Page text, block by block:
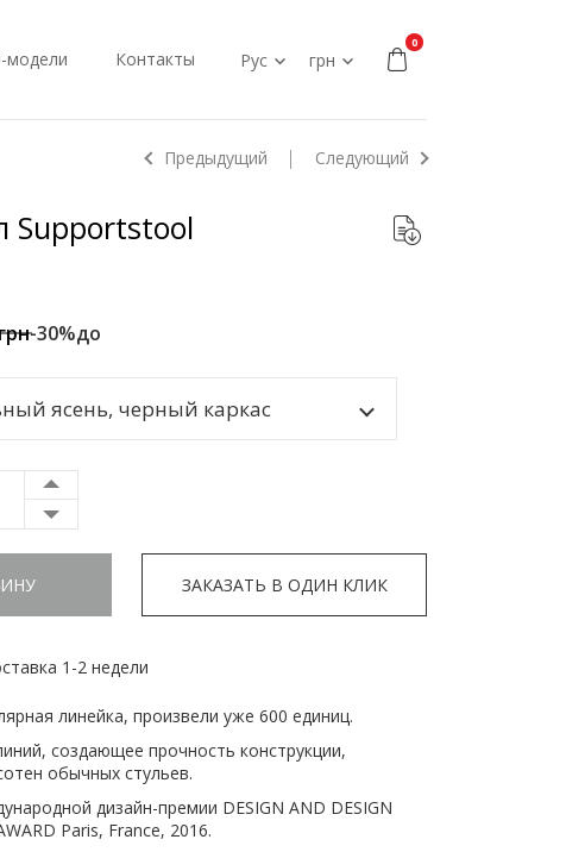
модели Контакты Рус грн
0
Предыдущий Следующий
Supportstool
-30%до
ясень, черный каркас
ЗАКАЗАТЬ В ОДИН КЛИК
1-2 недели
линейка, произвели уже 600 единиц.
создающее прочность конструкции,
обычных стульев.
дизайн-премии DESIGN AND DESIGN
Paris, France, 2016.